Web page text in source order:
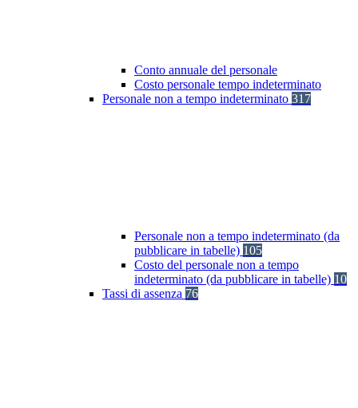
Conto annuale del personale
Costo personale tempo indeterminato
Personale non a tempo indeterminato 317
Personale non a tempo indeterminato (da
pubblicare in tabelle) 105
Costo del personale non a tempo
indeterminato (da pubblicare in tabelle) 10
Tassi di assenza 76